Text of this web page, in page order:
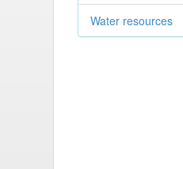
Water resources